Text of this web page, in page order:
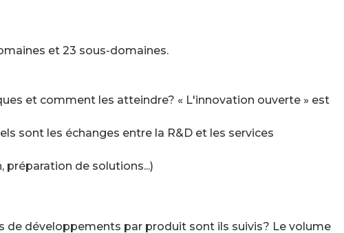
et 23 sous-domaines.
et comment les atteindre? « L'innovation ouverte » est
sont les échanges entre la R&D et les services
de solutions...)
de développements par produit sont ils suivis? Le volume